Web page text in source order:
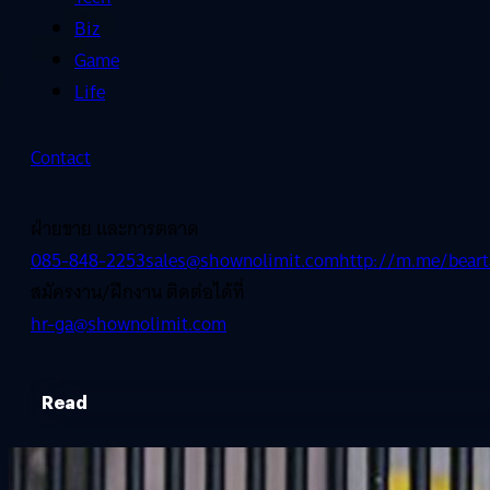
Biz
Game
Life
Contact
ฝ่ายขาย และการตลาด
085-848-2253sales@shownolimit.comhttp://m.me/
สมัครงาน/ฝึกงาน ติดต่อได้ที่
hr-ga@shownolimit.com
Read